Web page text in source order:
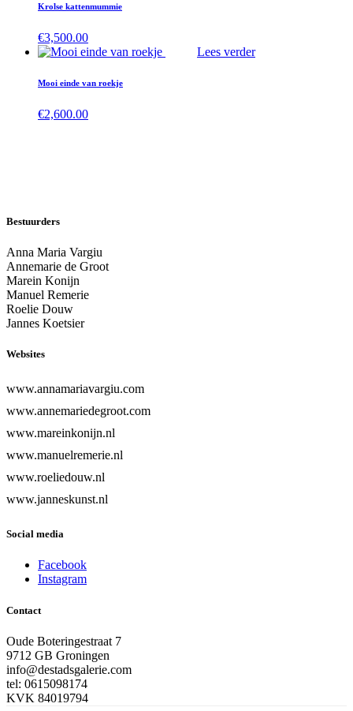
Krolse kattenmummie
€3,500.00
Lees verder
Mooi einde van roekje
€2,600.00
Bestuurders
Anna Maria Vargiu
Annemarie de Groot
Marein Konijn
Manuel Remerie
Roelie Douw
Jannes Koetsier
Websites
www.annamariavargiu.com
www.annemariedegroot.com
www.mareinkonijn.nl
www.manuelremerie.nl
www.roeliedouw.nl
www.janneskunst.nl
Social media
Facebook
Instagram
Contact
Oude Boteringestraat 7
9712 GB Groningen
info@destadsgalerie.com
tel: 0615098174
KVK 84019794